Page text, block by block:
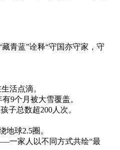
青蓝”诠释“守国亦守家，守
活点滴。
9个月被大雪覆盖。
总数超200人次。
球2.5圈。
一家人以不同方式共绘“最